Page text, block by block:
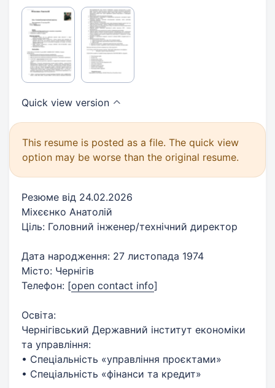
Quick view version
This resume is posted as a file. The quick view
option may be worse than the original resume.
Резюме від 24.02.2026
Міхєєнко Анатолій
Ціль: Головний інженер/технічний директор
Дата народження: 27 листопада 1974
Місто: Чернігів
Телефон: [open contact info]
Освіта:
Чернігівський Державний інститут економіки
та управління:
• Спеціальність «управління проєктами»
• Спеціальність «фінанси та кредит»